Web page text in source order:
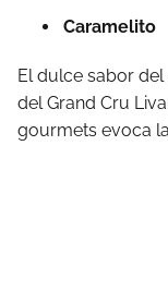
Caramelito
El dulce sabor
del Grand Cru
gourmets evoca